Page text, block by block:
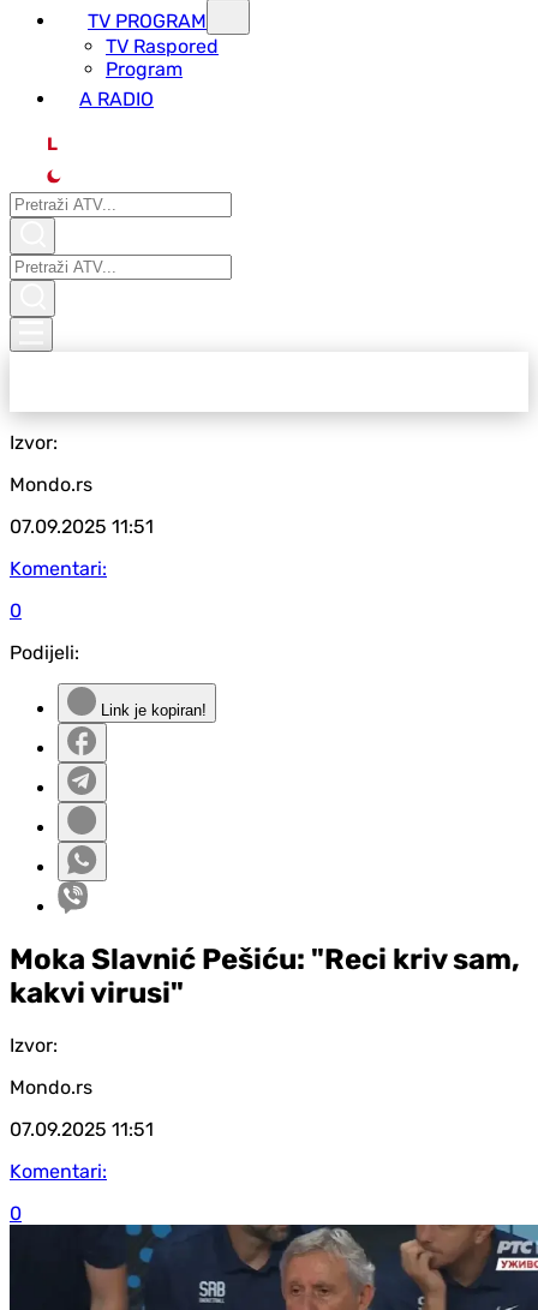
TV PROGRAM
ТV Raspored
Program
A RADIO
L
Izvor:
Mondo.rs
07.09.2025 11:51
Komentari:
0
Podijeli:
Link je kopiran!
Moka Slavnić Pešiću: "Reci kriv sam,
kakvi virusi"
Izvor:
Mondo.rs
07.09.2025 11:51
Komentari:
0